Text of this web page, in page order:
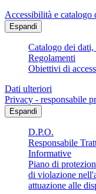
Accessibilità e catalogo
Espandi
Catalogo dei dati,
Regolamenti
Obiettivi di
Dati ulteriori
Privacy - responsabile
Espandi
D.P.O.
Responsabile
Informative
Piano di
di violazione
attuazione alle